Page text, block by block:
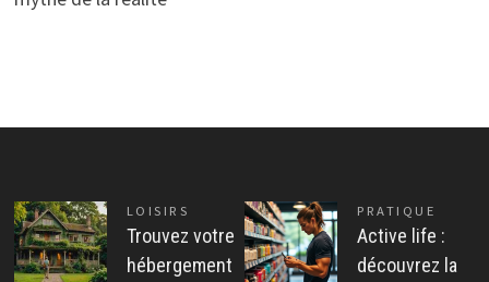
LOISIRS
Trouvez votre
hébergement
PRATIQUE
Active life :
découvrez la